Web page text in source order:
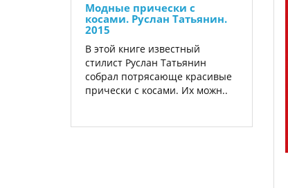
Модные прически с
косами. Руслан Татьянин.
2015
В этой книге известный
стилист Руслан Татьянин
собрал потрясающе красивые
прически с косами. Их можн..